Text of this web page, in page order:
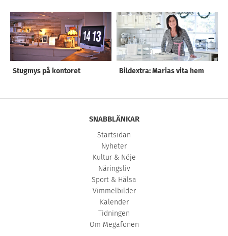
Stugmys på kontoret Bildextra: Marias vita hem
SNABBLÄNKAR
Startsidan
Nyheter
Kultur & Nöje
Näringsliv
Sport & Hälsa
Vimmelbilder
Kalender
Tidningen
Om Megafonen